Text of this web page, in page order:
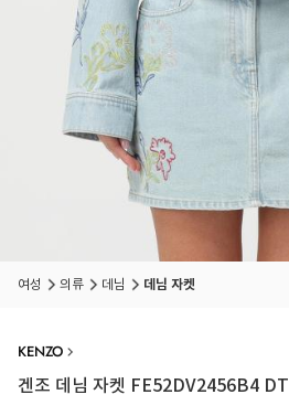
여성 의류 데님 데님 자켓
KENZO
겐조 데님 자켓 FE52DV2456B4 DT